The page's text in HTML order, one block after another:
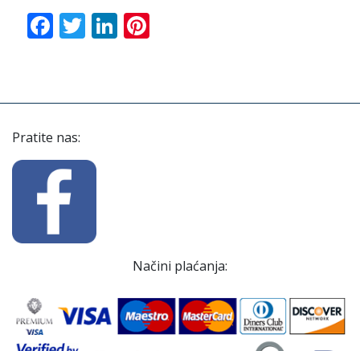
Facebook
TwitterLinkedIn
Pratite nas:
Načini plaćanja: